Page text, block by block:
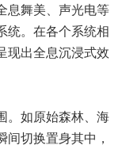
息舞美、声光电等
统。在各个系统相
现出全息沉浸式效
。如原始森林、海
间切换置身其中，